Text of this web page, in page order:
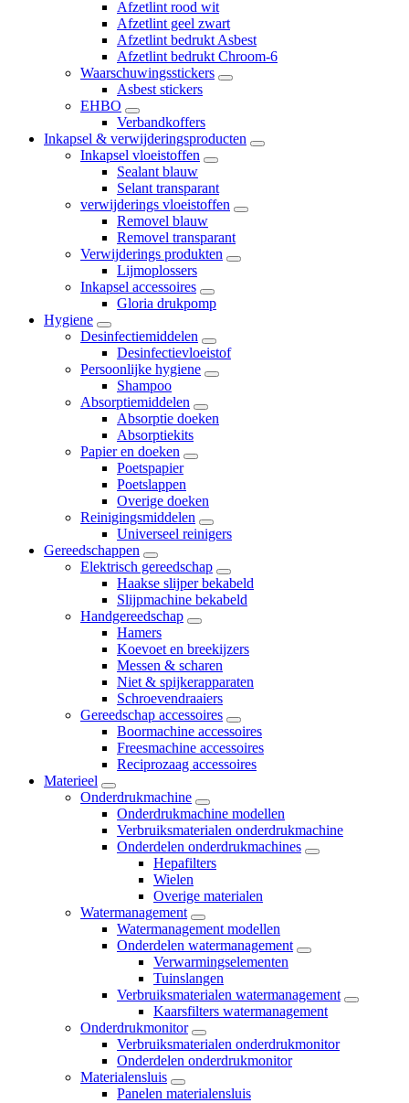
Afzetlint rood wit
Afzetlint geel zwart
Afzetlint bedrukt Asbest
Afzetlint bedrukt Chroom-6
Waarschuwingsstickers
Asbest stickers
EHBO
Verbandkoffers
Inkapsel & verwijderingsproducten
Inkapsel vloeistoffen
Sealant blauw
Selant transparant
verwijderings vloeistoffen
Removel blauw
Removel transparant
Verwijderings produkten
Lijmoplossers
Inkapsel accessoires
Gloria drukpomp
Hygiene
Desinfectiemiddelen
Desinfectievloeistof
Persoonlijke hygiene
Shampoo
Absorptiemiddelen
Absorptie doeken
Absorptiekits
Papier en doeken
Poetspapier
Poetslappen
Overige doeken
Reinigingsmiddelen
Universeel reinigers
Gereedschappen
Elektrisch gereedschap
Haakse slijper bekabeld
Slijpmachine bekabeld
Handgereedschap
Hamers
Koevoet en breekijzers
Messen & scharen
Niet & spijkerapparaten
Schroevendraaiers
Gereedschap accessoires
Boormachine accessoires
Freesmachine accessoires
Reciprozaag accessoires
Materieel
Onderdrukmachine
Onderdrukmachine modellen
Verbruiksmaterialen onderdrukmachine
Onderdelen onderdrukmachines
Hepafilters
Wielen
Overige materialen
Watermanagement
Watermanagement modellen
Onderdelen watermanagement
Verwarmingselementen
Tuinslangen
Verbruiksmaterialen watermanagement
Kaarsfilters watermanagement
Onderdrukmonitor
Verbruiksmaterialen onderdrukmonitor
Onderdelen onderdrukmonitor
Materialensluis
Panelen materialensluis